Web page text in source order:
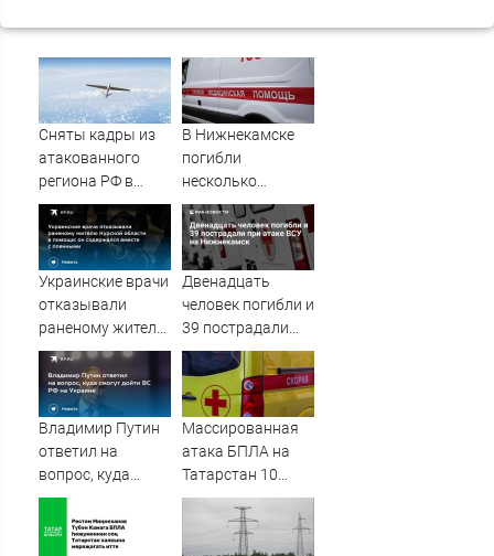
Сняты кадры из
атакованного
региона РФ в
1200 км от
границы
В Нижнекамске
погибли
несколько
человек из-за
массированной
атаки БПЛА
Украинские врачи
отказывали
раненому жителю
Курской области
в помощи: он
содержался
вместе с
Двенадцать
человек погибли и
39 пострадали
при атаке ВСУ на
Нижнекамск
Владимир Путин
ответил на
вопрос, куда
смогут дойти ВС
РФ на Украине
Массированная
атака БПЛА на
Татарстан 10
августа: есть
погибшие в
Нижнекамске